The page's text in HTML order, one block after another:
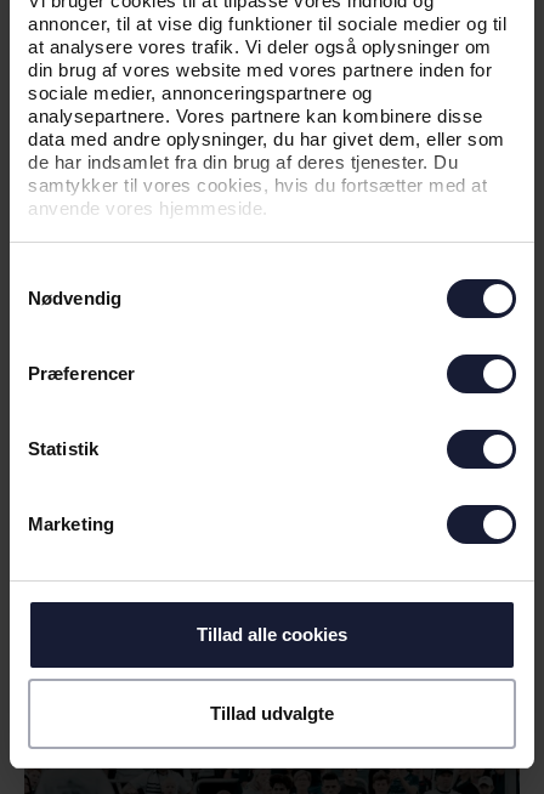
annoncer, til at vise dig funktioner til sociale medier og til
at analysere vores trafik. Vi deler også oplysninger om
din brug af vores website med vores partnere inden for
sociale medier, annonceringspartnere og
analysepartnere. Vores partnere kan kombinere disse
data med andre oplysninger, du har givet dem, eller som
de har indsamlet fra din brug af deres tjenester. Du
samtykker til vores cookies, hvis du fortsætter med at
anvende vores hjemmeside.
Nødvendig
Præferencer
Statistik
Marketing
Tillad alle cookies
Tillad udvalgte
NYHED
KAMPTRØJER PÅ AUKTION FOR EN
GOD SAG
ODDSET RYKKER MED IND PÅ
VORES NYE HJEM